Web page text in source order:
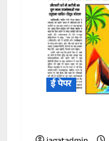
ई पेपर